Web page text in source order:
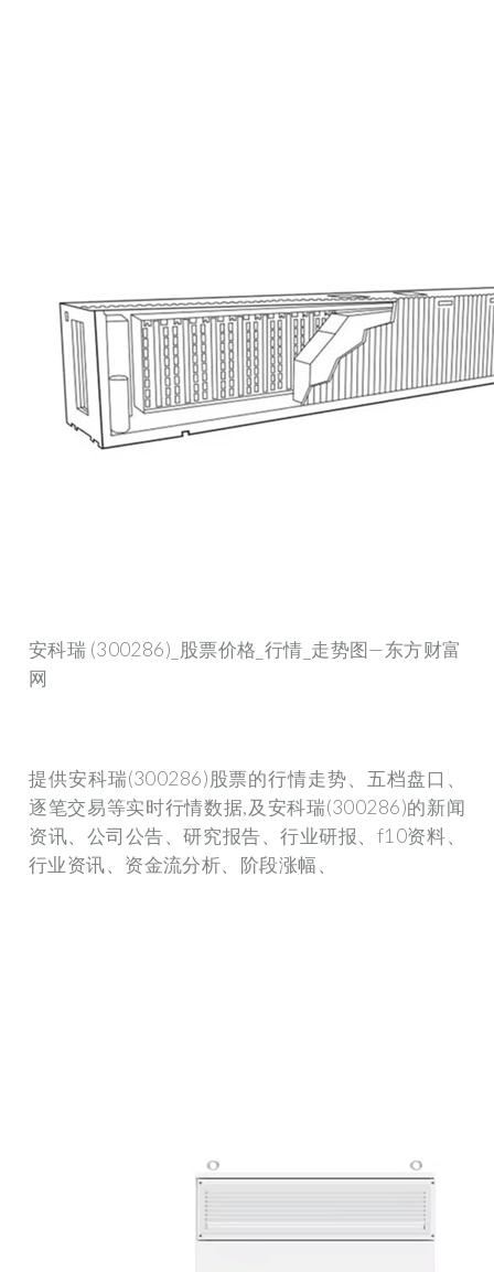
安科瑞 (300286)_股票价格_行情_走势图—东方财富
网
提供安科瑞(300286)股票的行情走势、五档盘口、
逐笔交易等实时行情数据,及安科瑞(300286)的新闻
资讯、公司公告、研究报告、行业研报、f10资料、
行业资讯、资金流分析、阶段涨幅、